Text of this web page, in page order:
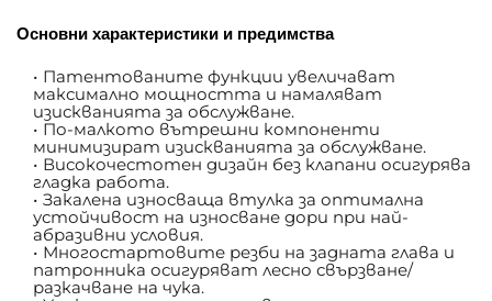
Основни характеристики и предимства
Патентованите функции увеличават
максимално мощността и намаляват
изискванията за обслужване.
По-малкото вътрешни компоненти
минимизират изискванията за обслужване.
Високочестотен дизайн без клапани осигурява
гладка работа.
Закалена износваща втулка за оптимална
устойчивост на износване дори при най-
абразивни условия.
Многостартовите резби на задната глава и
патронника осигуряват лесно свързване/
разкачване на чука.